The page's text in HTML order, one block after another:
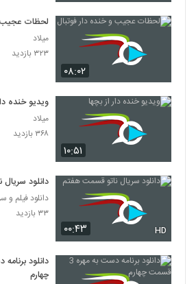
۰۸:۰۲
لحظات عجیب
میلاد
۳۲۳ بازدید
۱۰:۵۱
ویدیو خنده
میلاد
۳۶۸ بازدید
۰۰:۴۳ HD
دانلود
دانلود فیلم و
۳۳ بازدید
چهارم